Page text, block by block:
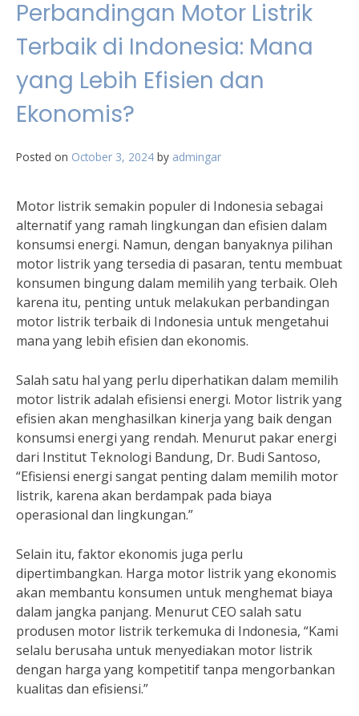
Perbandingan Motor Listrik
Terbaik di Indonesia: Mana
yang Lebih Efisien dan
Ekonomis?
Posted on October 3, 2024 by admingar
Motor listrik semakin populer di Indonesia sebagai
alternatif yang ramah lingkungan dan efisien dalam
konsumsi energi. Namun, dengan banyaknya pilihan
motor listrik yang tersedia di pasaran, tentu membuat
konsumen bingung dalam memilih yang terbaik. Oleh
karena itu, penting untuk melakukan perbandingan
motor listrik terbaik di Indonesia untuk mengetahui
mana yang lebih efisien dan ekonomis.
Salah satu hal yang perlu diperhatikan dalam memilih
motor listrik adalah efisiensi energi. Motor listrik yang
efisien akan menghasilkan kinerja yang baik dengan
konsumsi energi yang rendah. Menurut pakar energi
dari Institut Teknologi Bandung, Dr. Budi Santoso,
“Efisiensi energi sangat penting dalam memilih motor
listrik, karena akan berdampak pada biaya
operasional dan lingkungan.”
Selain itu, faktor ekonomis juga perlu
dipertimbangkan. Harga motor listrik yang ekonomis
akan membantu konsumen untuk menghemat biaya
dalam jangka panjang. Menurut CEO salah satu
produsen motor listrik terkemuka di Indonesia, “Kami
selalu berusaha untuk menyediakan motor listrik
dengan harga yang kompetitif tanpa mengorbankan
kualitas dan efisiensi.”